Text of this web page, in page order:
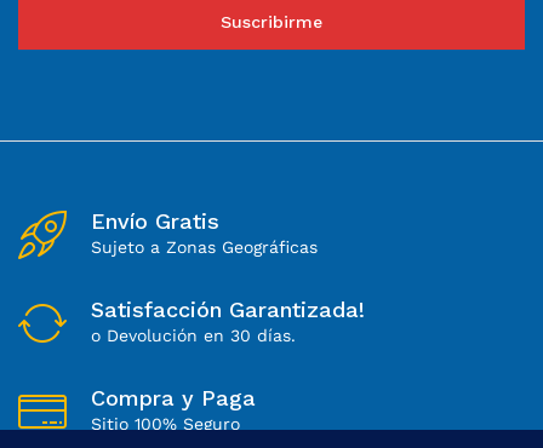
Suscribirme
Envío Gratis
Sujeto a Zonas Geográficas
Satisfacción Garantizada!
o Devolución en 30 días.
Compra y Paga
Sitio 100% Seguro